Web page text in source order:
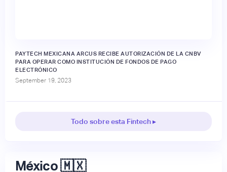
PAYTECH MEXICANA ARCUS RECIBE AUTORIZACIÓN DE LA CNBV
PARA OPERAR COMO INSTITUCIÓN DE FONDOS DE PAGO
ELECTRÓNICO
September 19, 2023
Todo sobre esta Fintech ▸
México 🇲🇽